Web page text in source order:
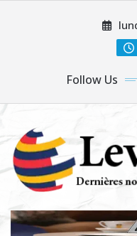
Follow Us